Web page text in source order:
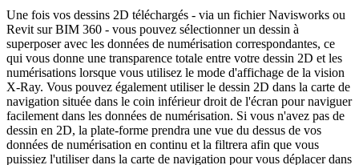
Une fois vos dessins 2D téléchargés - via un fichier Navisworks ou
Revit sur BIM 360 - vous pouvez sélectionner un dessin à
superposer avec les données de numérisation correspondantes, ce
qui vous donne une transparence totale entre votre dessin 2D et les
numérisations lorsque vous utilisez le mode d'affichage de la vision
X-Ray. Vous pouvez également utiliser le dessin 2D dans la carte de
navigation située dans le coin inférieur droit de l'écran pour naviguer
facilement dans les données de numérisation. Si vous n'avez pas de
dessin en 2D, la plate-forme prendra une vue du dessus de vos
données de numérisation en continu et la filtrera afin que vous
puissiez l'utiliser dans la carte de navigation pour vous déplacer dans